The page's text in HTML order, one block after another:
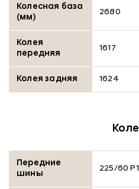
Колесная база
(мм)
2680
Колея
передняя
1617
Колея задняя 1624
Передние
шины
225/60